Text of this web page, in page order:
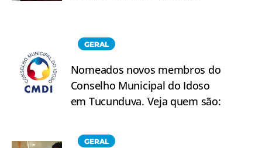
GERAL
Nomeados novos membros do
Conselho Municipal do Idoso
em Tucunduva. Veja quem são:
GERAL